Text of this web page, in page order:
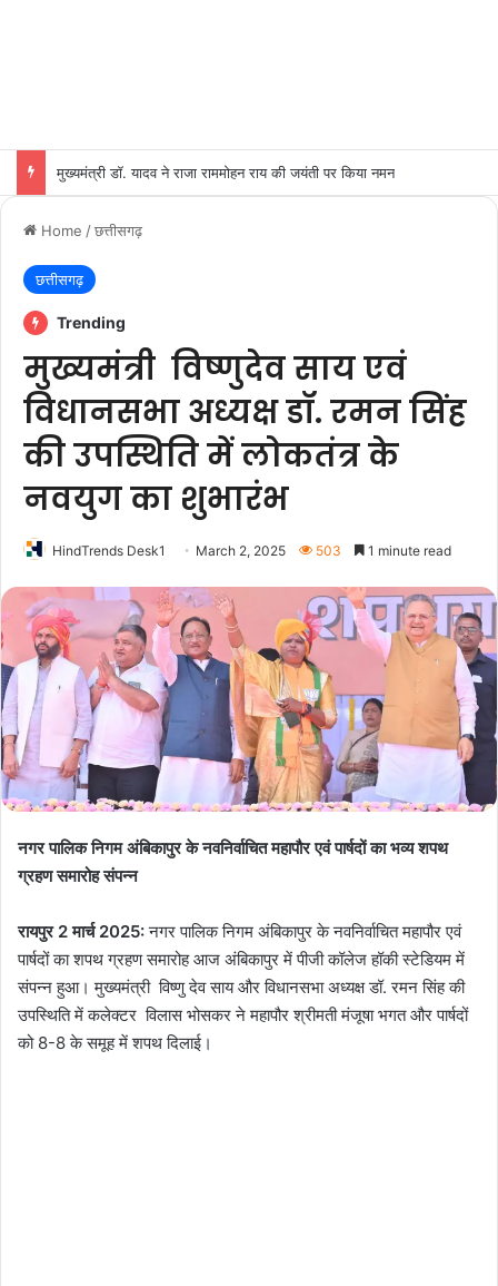
मुख्यमंत्री डॉ. यादव ने राजा राममोहन राय की जयंती पर किया नमन
Home /छत्तीसगढ़
छत्तीसगढ़
Trending
मुख्यमंत्री विष्णुदेव साय एवं
विधानसभा अध्यक्ष डॉ. रमन सिंह
की उपस्थिति में लोकतंत्र के
नवयुग का शुभारंभ
HindTrends Desk1 March 2, 2025 503 1 minute read
नगर पालिक निगम अंबिकापुर के नवनिर्वाचित महापौर एवं पार्षदों का भव्य शपथ
ग्रहण समारोह संपन्न
रायपुर 2 मार्च 2025:नगर पालिक निगम अंबिकापुर के नवनिर्वाचित महापौर एवं
पार्षदों का शपथ ग्रहण समारोह आज अंबिकापुर में पीजी कॉलेज हॉकी स्टेडियम में
संपन्न हुआ। मुख्यमंत्री विष्णु देव साय और विधानसभा अध्यक्ष डॉ. रमन सिंह की
उपस्थिति में कलेक्टर विलास भोसकर ने महापौर श्रीमती मंजूषा भगत और पार्षदों
को 8-8 के समूह में शपथ दिलाई।